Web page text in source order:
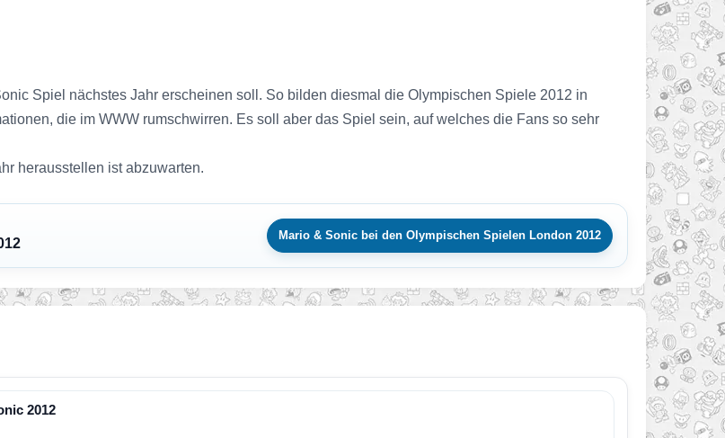
Spiel nächstes Jahr erscheinen soll. So bilden diesmal die Olympischen Spiele 2012 in
die im WWW rumschwirren. Es soll aber das Spiel sein, auf welches die Fans so sehr
herausstellen ist abzuwarten.
Mario & Sonic bei den Olympischen Spielen London 2012
2012